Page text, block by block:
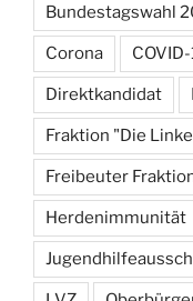
Bundestagswahl
Corona
Direktkandidat
Fraktion "Die
Freibeuter
Herdenimmunität